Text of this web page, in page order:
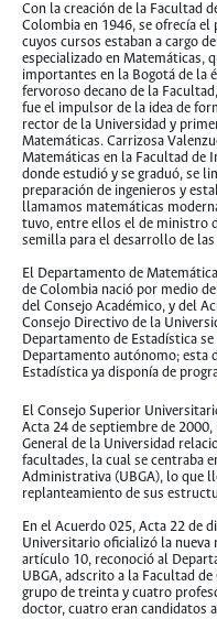
Con la creación de la Facultad
Colombia en 1946, se ofrecía el
cuyos cursos estaban a cargo
especializado en Matemáticas,
importantes en la Bogotá de la
fervoroso decano de la
fue el impulsor de la idea de
rector de la Universidad y
Matemáticas. Carrizosa
Matemáticas en la Facultad de
donde estudió y se graduó, se
preparación de ingenieros y
llamamos matemáticas
tuvo, entre ellos el de ministro
semilla para el desarrollo de
El Departamento de
de Colombia nació por medio
del Consejo Académico, y del
Consejo Directivo de la
Departamento de Estadística
Departamento autónomo; esta
Estadística ya disponía de
El Consejo Superior
Acta 24 de septiembre de
General de la Universidad
facultades, la cual se centraba
Administrativa (UBGA), lo que
replanteamiento de sus
En el Acuerdo 025, Acta 22 de
Universitario oficializó la nueva
artículo 10, reconoció al
UBGA, adscrito a la Facultad
grupo de treinta y cuatro
doctor, cuatro eran candidatos